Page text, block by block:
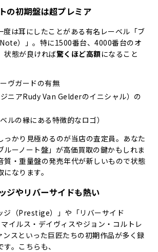
の初期盤は超プレミア
度は耳にしたことがある有名レーベル「ブ
）」。特に1500番台、4000番台のオ
状態が良ければ驚くほど高額になること
ヴガードの有無
ニアRudy Van Gelderのイニシャル）の
ルの縁にある特徴的なロゴ）
っかり見極めるのが当店の査定員。あなた
ルーノート盤」が高価買取の鍵かもしれま
質・重量盤の発売年代が新しいもので状態
なります。
ジやリバーサイドも熱い
ジ（Prestige）」や「リバーサイド
イルス・デイヴィスやジョン・コルトレ
ンスといった巨匠たちの初期作品が多く録
。こちらも、